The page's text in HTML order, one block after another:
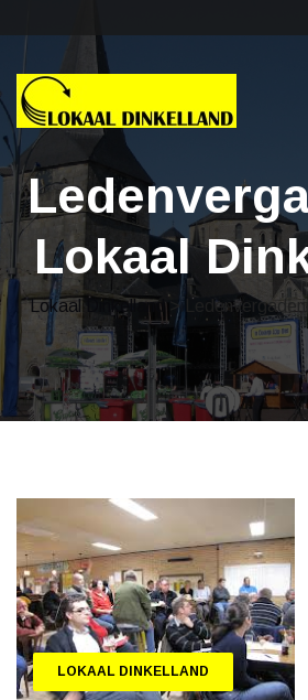
Lokaal
Lokaal Dinkelland >
LOKAAL DINKELLAND